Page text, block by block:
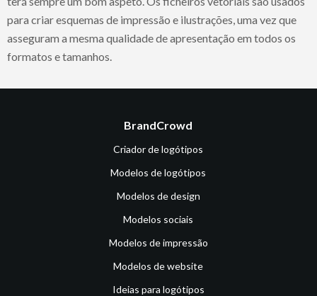
para criar esquemas de impressão e ilustrações, uma vez que
asseguram a mesma qualidade de apresentação em todos os
formatos e tamanhos.
BrandCrowd
Criador de logótipos
Modelos de logótipos
Modelos de design
Modelos sociais
Modelos de impressão
Modelos de website
Ideias para logótipos